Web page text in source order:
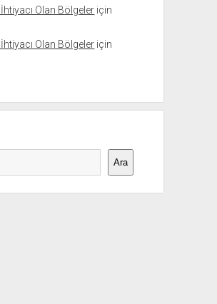
Olan Bölgeler için
Olan Bölgeler için
Ara